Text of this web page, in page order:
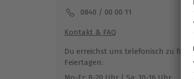
Mindestalter: 8 Jahre (unter
eines Erziehungsberechtigten)
Körpergröße: mind. 1,10 m,
Keine Hinweise auf
Keine Schwangerschaft
Gültiger Personalausweis
0840 / 00 00 11
Kontakt & FAQ
Du erreichst uns telefonisch zu
Feiertagen: